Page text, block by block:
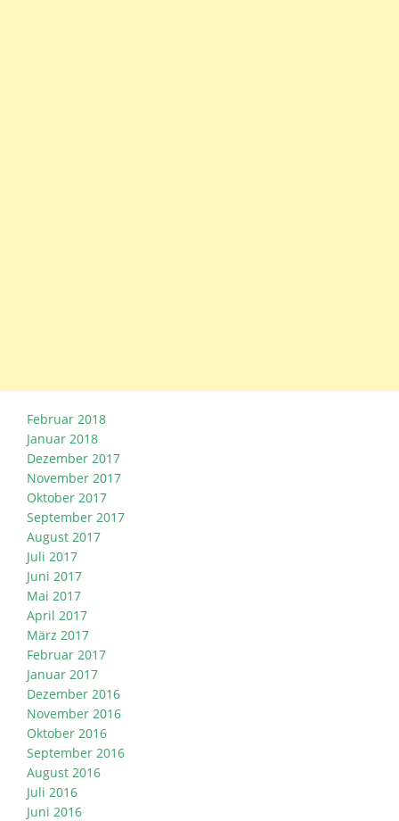
Februar 2018
Januar 2018
Dezember 2017
November 2017
Oktober 2017
September 2017
August 2017
Juli 2017
Juni 2017
Mai 2017
April 2017
März 2017
Februar 2017
Januar 2017
Dezember 2016
November 2016
Oktober 2016
September 2016
August 2016
Juli 2016
Juni 2016